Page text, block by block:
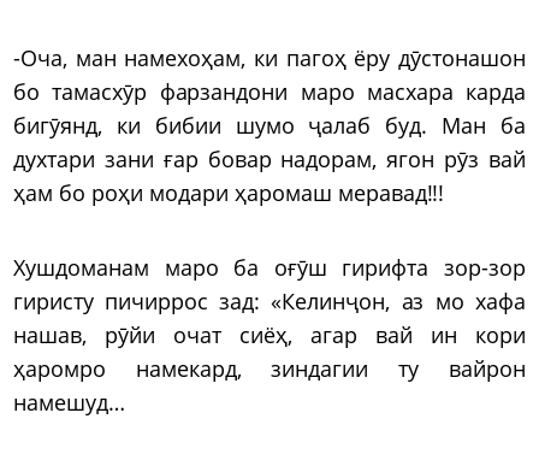
-Оча, ман намехоҳам, ки пагоҳ ёру дӯстонашон
бо тамасхӯр фарзандони маро масхара карда
бигӯянд, ки бибии шумо ҷалаб буд. Ман ба
духтари зани ғар бовар надорам, ягон рӯз вай
ҳам бо роҳи модари ҳаромаш меравад!!!
Хушдоманам маро ба оғӯш гирифта зор-зор
гиристу пичиррос зад: «Келинҷон, аз мо хафа
нашав, рӯйи очат сиёҳ, агар вай ин кори
ҳаромро намекард, зиндагии ту вайрон
намешуд…